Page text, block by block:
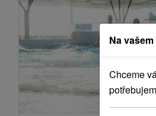
od
Na
Chceme